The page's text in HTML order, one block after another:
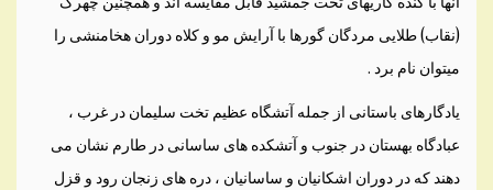
(نقاب) طلايی مردگان گورها با آرايش مو و کلاه دوران هخامنشی را
ميتوان نام برد .
يادگارهای باستانی از جمله آتشگاه عظيم تخت سليمان در غرب ،
عبادگاه بهستان در جنوب و آتشکده های ساسانی در طارم نشان می
دهند که در دوران اشکانيان و ساسانيان ، دره های زنجان رود و قزل